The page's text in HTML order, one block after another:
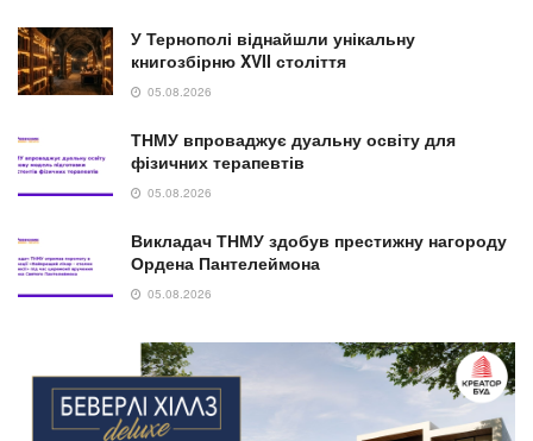
У Тернополі віднайшли унікальну
книгозбірню XVII століття
05.08.2026
ТНМУ впроваджує дуальну освіту для
фізичних терапевтів
05.08.2026
Викладач ТНМУ здобув престижну нагороду
Ордена Пантелеймона
05.08.2026